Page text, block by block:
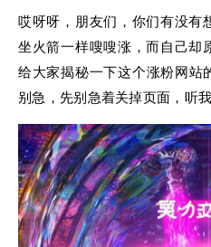
哎呀呀，朋友们，你们有没有
坐火箭一样嗖嗖涨，而自己却
给大家揭秘一下这个涨粉网
别急，先别急着关掉页面，听我